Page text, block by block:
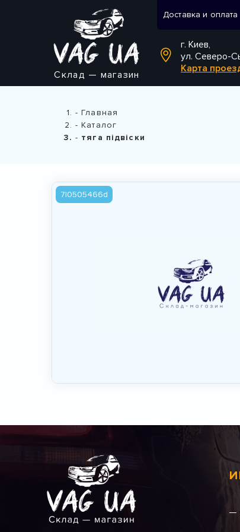
Склад — магазин
Доставка и оплата
г. Киев,
ул. Северо-
Карта
Главная
Каталог
тяга підвіски
7l0505466d